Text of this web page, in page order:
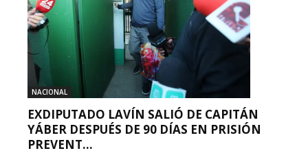
NACIONAL
EXDIPUTADO LAVÍN SALIÓ DE CAPITÁN
YÁBER DESPUÉS DE 90 DÍAS EN PRISIÓN
PREVENT...